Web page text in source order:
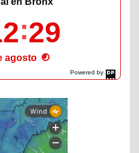
Powered by
DaysPedia.com
30
agosto